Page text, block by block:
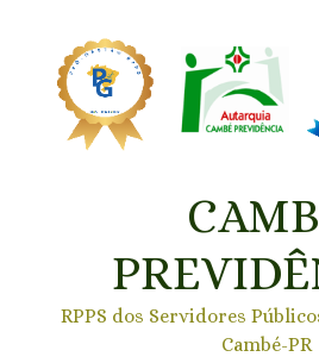
RPPS dos Servidores
Cambé-PR